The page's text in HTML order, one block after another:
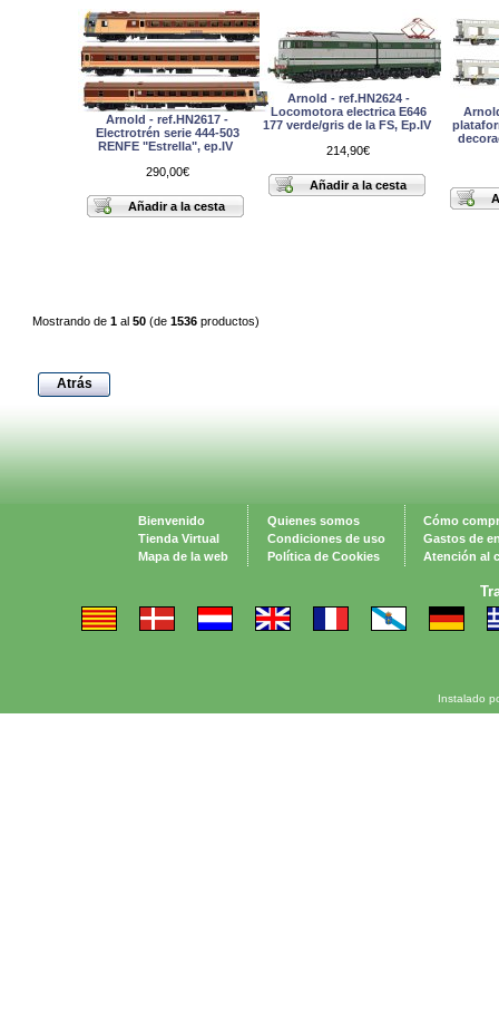
Arnold - ref.HN2617 -
Electrotrén serie 444-503
RENFE "Estrella", ep.IV
290,00€
Arnold - ref.HN2624 -
Locomotora electrica E646
177 verde/gris de la FS, Ep.IV
214,90€
Mostrando de 1al 50(de 1536productos)
Atrás
Bienvenido
Tienda Virtual
Mapa de la web
Quienes somos
Condiciones de uso
Política de Cookies
Cómo
Gastos de
Atención al
Instalado